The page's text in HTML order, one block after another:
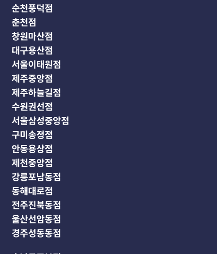
순천풍덕점
춘천점
창원마산점
대구용산점
서울이태원점
제주중앙점
제주하늘길점
수원권선점
서울삼성중앙점
구미송정점
안동용상점
제천중앙점
강릉포남동점
동해대로점
전주진북동점
울산선암동점
경주성동동점